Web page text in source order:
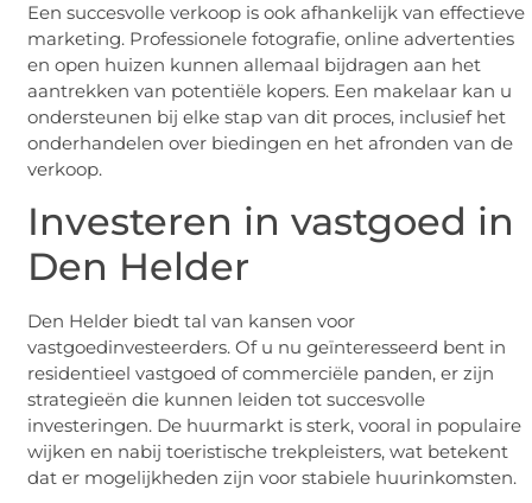
Een succesvolle verkoop is ook afhankelijk van effectieve
marketing. Professionele fotografie, online advertenties
en open huizen kunnen allemaal bijdragen aan het
aantrekken van potentiële kopers. Een makelaar kan u
ondersteunen bij elke stap van dit proces, inclusief het
onderhandelen over biedingen en het afronden van de
verkoop.
Investeren in vastgoed in
Den Helder
Den Helder biedt tal van kansen voor
vastgoedinvesteerders. Of u nu geïnteresseerd bent in
residentieel vastgoed of commerciële panden, er zijn
strategieën die kunnen leiden tot succesvolle
investeringen. De huurmarkt is sterk, vooral in populaire
wijken en nabij toeristische trekpleisters, wat betekent
dat er mogelijkheden zijn voor stabiele huurinkomsten.